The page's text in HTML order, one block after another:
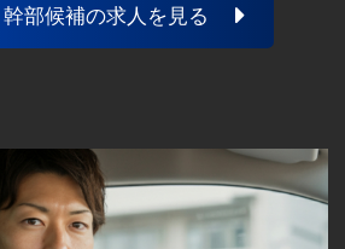
部候補の求人を見る